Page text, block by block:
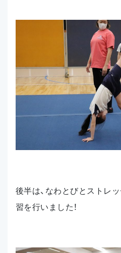
後半は、なわとびとストレ
習を行いました！